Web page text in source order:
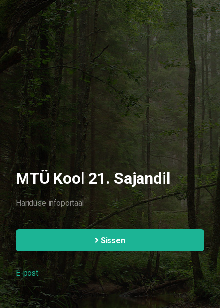
MTÜ Kool 21. Sajandil
Hariduse infoportaal
Sissen
E-post